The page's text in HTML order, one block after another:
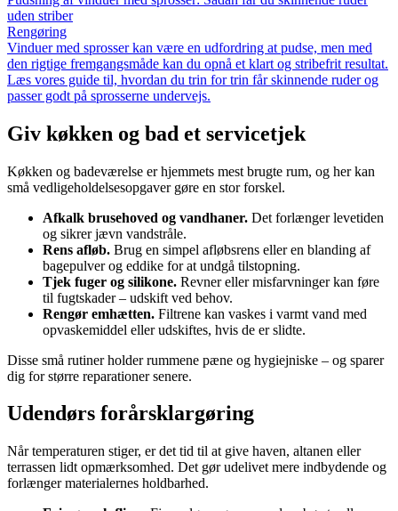
uden striber
Rengøring
Vinduer med sprosser kan være en udfordring at pudse, men med
den rigtige fremgangsmåde kan du opnå et klart og stribefrit resultat.
Læs vores guide til, hvordan du trin for trin får skinnende ruder og
passer godt på sprosserne undervejs.
Giv køkken og bad et servicetjek
Køkken og badeværelse er hjemmets mest brugte rum, og her kan
små vedligeholdelsesopgaver gøre en stor forskel.
Afkalk brusehoved og vandhaner. Det forlænger levetiden
og sikrer jævn vandstråle.
Rens afløb. Brug en simpel afløbsrens eller en blanding af
bagepulver og eddike for at undgå tilstopning.
Tjek fuger og silikone. Revner eller misfarvninger kan føre
til fugtskader – udskift ved behov.
Rengør emhætten. Filtrene kan vaskes i varmt vand med
opvaskemiddel eller udskiftes, hvis de er slidte.
Disse små rutiner holder rummene pæne og hygiejniske – og sparer
dig for større reparationer senere.
Udendørs forårsklargøring
Når temperaturen stiger, er det tid til at give haven, altanen eller
terrassen lidt opmærksomhed. Det gør udelivet mere indbydende og
forlænger materialernes holdbarhed.